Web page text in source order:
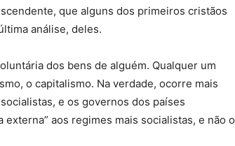
que alguns dos primeiros cristãos
análise, deles.
dos bens de alguém. Qualquer um
o capitalismo. Na verdade, ocorre mais
e os governos dos países
aos regimes mais socialistas, e não o